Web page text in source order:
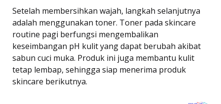
Setelah membersihkan wajah, langkah selanjutnya
adalah menggunakan toner. Toner pada skincare
routine pagi berfungsi mengembalikan
keseimbangan pH kulit yang dapat berubah akibat
sabun cuci muka. Produk ini juga membantu kulit
tetap lembap, sehingga siap menerima produk
skincare berikutnya.